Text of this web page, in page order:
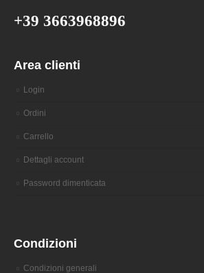
+39 3663968896
Area clienti
Login
Ordini
Carrello
Dettagli account
Password dimenticata
Condizioni
Condizioni generali